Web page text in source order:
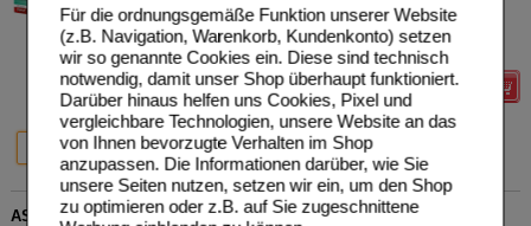
Für die ordnungsgemäße Funktion unserer Website
(z.B. Navigation, Warenkorb, Kundenkonto) setzen
wir so genannte Cookies ein. Diese sind technisch
notwendig, damit unser Shop überhaupt funktioniert.
Darüber hinaus helfen uns Cookies, Pixel und
vergleichbare Technologien, unsere Website an das
von Ihnen bevorzugte Verhalten im Shop
anzupassen. Die Informationen darüber, wie Sie
unsere Seiten nutzen, setzen wir ein, um den Shop
zu optimieren oder z.B. auf Sie zugeschnittene
50St Tabletten Unser Preis*
Sie sparen 0,40 €
Max. Abgabe:
Details
50 St 100 St
20%
ASS Dexcel Protect 75 mg magensaftres.Tabletten